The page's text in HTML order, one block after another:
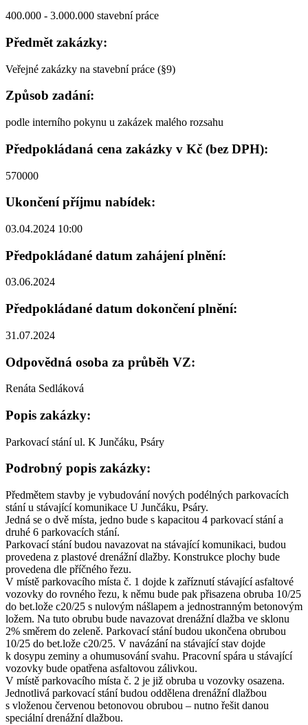
400.000 - 3.000.000 stavební práce
Předmět zakázky:
Veřejné zakázky na stavební práce (§9)
Způsob zadání:
podle interního pokynu u zakázek malého rozsahu
Předpokládaná cena zakázky v Kč (bez DPH):
570000
Ukončení příjmu nabídek:
03.04.2024 10:00
Předpokládané datum zahájení plnění:
03.06.2024
Předpokládané datum dokončení plnění:
31.07.2024
Odpovědná osoba za průběh VZ:
Renáta Sedláková
Popis zakázky:
Parkovací stání ul. K Junčáku, Psáry
Podrobný popis zakázky:
Předmětem stavby je vybudování nových podélných parkovacích
stání u stávající komunikace U Junčáku, Psáry.
Jedná se o dvě místa, jedno bude s kapacitou 4 parkovací stání a
druhé 6 parkovacích stání.
Parkovací stání budou navazovat na stávající komunikaci, budou
provedena z plastové drenážní dlažby. Konstrukce plochy bude
provedena dle příčného řezu.
V místě parkovacího místa č. 1 dojde k zaříznutí stávající asfaltové
vozovky do rovného řezu, k němu bude pak přisazena obruba 10/25
do bet.lože c20/25 s nulovým nášlapem a jednostranným betonovým
ložem. Na tuto obrubu bude navazovat drenážní dlažba ve sklonu
2% směrem do zeleně. Parkovací stání budou ukončena obrubou
10/25 do bet.lože c20/25. V navázání na stávající stav dojde
k dosypu zeminy a ohumusování svahu. Pracovní spára u stávající
vozovky bude opatřena asfaltovou zálivkou.
V místě parkovacího místa č. 2 je již obruba u vozovky osazena.
Jednotlivá parkovací stání budou oddělena drenážní dlažbou
s vloženou červenou betonovou obrubou – nutno řešit danou
speciální drenážní dlažbou.